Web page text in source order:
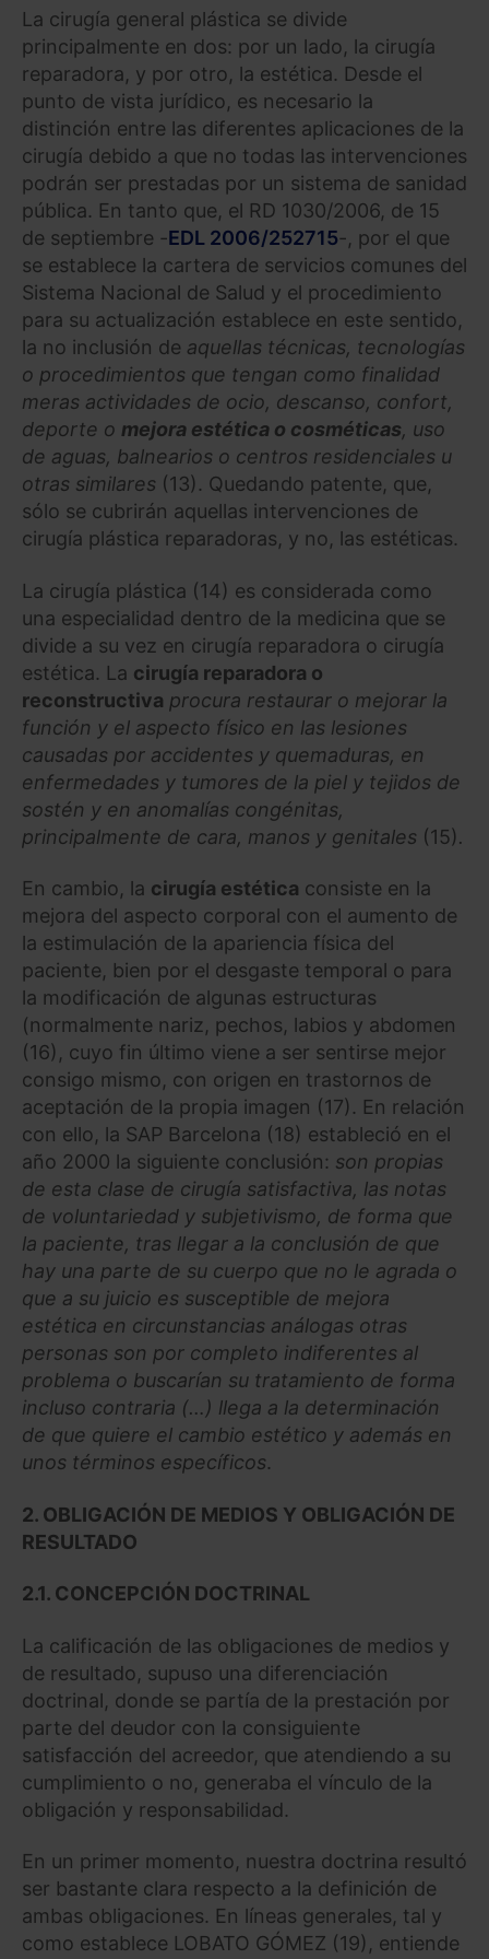
La cirugía general plástica se divide
principalmente en dos: por un lado, la cirugía
reparadora, y por otro, la estética. Desde el
punto de vista jurídico, es necesario la
distinción entre las diferentes aplicaciones de la
cirugía debido a que no todas las intervenciones
podrán ser prestadas por un sistema de sanidad
pública. En tanto que, el RD 1030/2006, de 15
de septiembre -EDL 2006/252715-, por el que
se establece la cartera de servicios comunes del
Sistema Nacional de Salud y el procedimiento
para su actualización establece en este sentido,
la no inclusión de aquellas técnicas, tecnologías
o procedimientos que tengan como finalidad
meras actividades de ocio, descanso, confort,
deporte o mejora estética o cosméticas, uso
de aguas, balnearios o centros residenciales u
otras similares (13). Quedando patente, que,
sólo se cubrirán aquellas intervenciones de
cirugía plástica reparadoras, y no, las estéticas.
La cirugía plástica (14) es considerada como
una especialidad dentro de la medicina que se
divide a su vez en cirugía reparadora o cirugía
estética. La cirugía reparadora o
reconstructiva procura restaurar o mejorar la
función y el aspecto físico en las lesiones
causadas por accidentes y quemaduras, en
enfermedades y tumores de la piel y tejidos de
sostén y en anomalías congénitas,
principalmente de cara, manos y genitales (15).
En cambio, la cirugía estética consiste en la
mejora del aspecto corporal con el aumento de
la estimulación de la apariencia física del
paciente, bien por el desgaste temporal o para
la modificación de algunas estructuras
(normalmente nariz, pechos, labios y abdomen
(16), cuyo fin último viene a ser sentirse mejor
consigo mismo, con origen en trastornos de
aceptación de la propia imagen (17). En relación
con ello, la SAP Barcelona (18) estableció en el
año 2000 la siguiente conclusión: son propias
de esta clase de cirugía satisfactiva, las notas
de voluntariedad y subjetivismo, de forma que
la paciente, tras llegar a la conclusión de que
hay una parte de su cuerpo que no le agrada o
que a su juicio es susceptible de mejora
estética en circunstancias análogas otras
personas son por completo indiferentes al
problema o buscarían su tratamiento de forma
incluso contraria (…) llega a la determinación
de que quiere el cambio estético y además en
unos términos específicos.
2. OBLIGACIÓN DE MEDIOS Y OBLIGACIÓN DE
RESULTADO
2.1. CONCEPCIÓN DOCTRINAL
La calificación de las obligaciones de medios y
de resultado, supuso una diferenciación
doctrinal, donde se partía de la prestación por
parte del deudor con la consiguiente
satisfacción del acreedor, que atendiendo a su
cumplimiento o no, generaba el vínculo de la
obligación y responsabilidad.
En un primer momento, nuestra doctrina resultó
ser bastante clara respecto a la definición de
ambas obligaciones. En líneas generales, tal y
como establece LOBATO GÓMEZ (19), entiende